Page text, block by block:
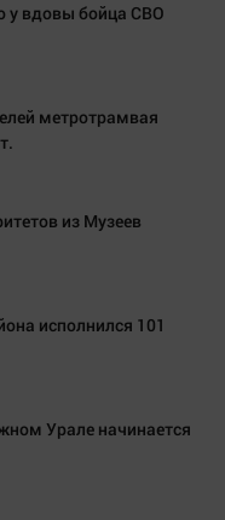
у вдовы бойца СВО
метротрамвая
из Музеев
исполнился 101
Урале начинается